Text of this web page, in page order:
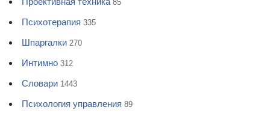
85
Психотерапия 335
Шпаргалки 270
Интимно 312
Словари 1443
Психология управления 89